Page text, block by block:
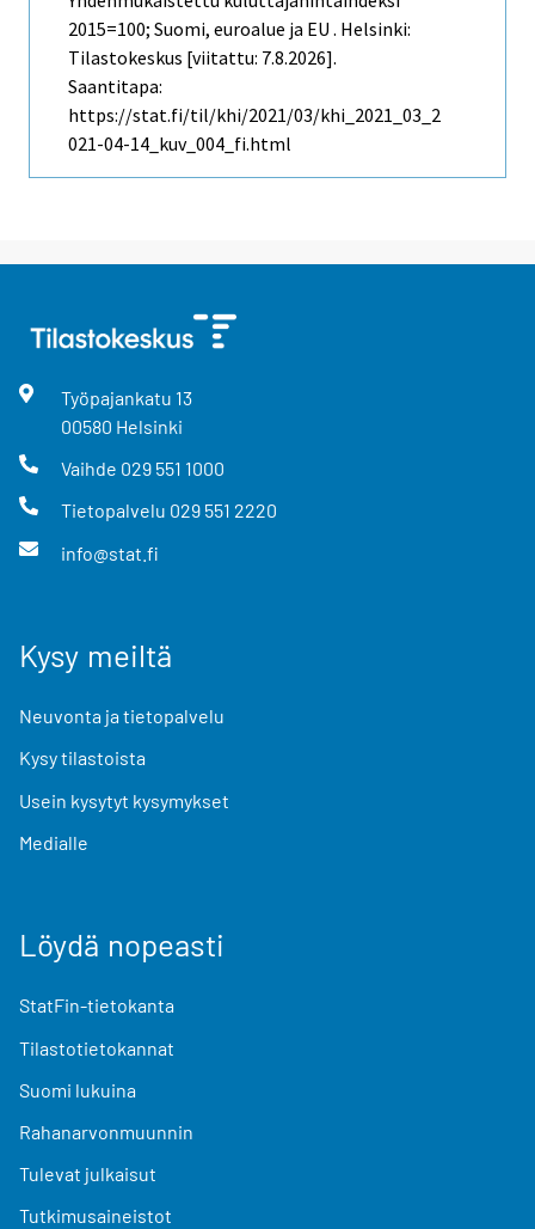
2015=100; Suomi, euroalue ja EU . Helsinki:
Tilastokeskus [viitattu: 7.8.2026].
Saantitapa:
https://stat.fi/til/khi/2021/03/khi_2021_03_2
021-04-14_kuv_004_fi.html
Työpajankatu 13
00580 Helsinki
Vaihde 029 551 1000
Tietopalvelu 029 551 2220
info@stat.fi
Kysy meiltä
Neuvonta ja tietopalvelu
Kysy tilastoista
Usein kysytyt kysymykset
Medialle
Löydä nopeasti
StatFin-tietokanta
Tilastotietokannat
Suomi lukuina
Rahanarvonmuunnin
Tulevat julkaisut
Tutkimusaineistot